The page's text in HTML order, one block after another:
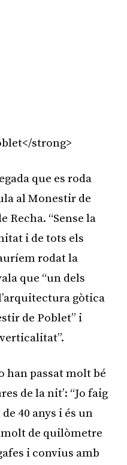
strong>
que es roda
al Monestir de
Recha. “Sense la
i de tots els
rodat la
que “un dels
gòtica
de Poblet” i
han passat molt bé
de la nit’: “Jo faig
40 anys i és un
de quilòmetre
i convius amb